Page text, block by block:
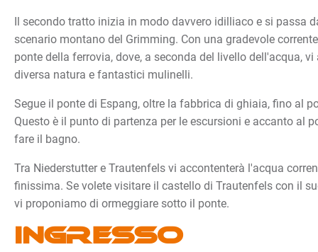
Il secondo tratto inizia in modo davvero idilliaco e si passa
scenario montano del Grimming. Con una gradevole
ponte della ferrovia, dove, a seconda del livello dell'acqua,
diversa natura e fantastici mulinelli.
Segue il ponte di Espang, oltre la fabbrica di ghiaia, fino al
Questo è il punto di partenza per le escursioni e accanto al
fare il bagno.
Tra Niederstutter e Trautenfels vi accontenterà l'acqua
finissima. Se volete visitare il castello di Trautenfels con il
vi proponiamo di ormeggiare sotto il ponte.
Ingresso